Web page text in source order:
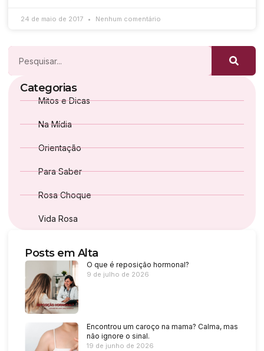
24 de maio de 2017 Nenhum comentário
Categorias
Mitos e Dicas
Na Mídia
Orientação
Para Saber
Rosa Choque
Vida Rosa
Posts em Alta
O que é reposição hormonal?
9 de julho de 2026
Encontrou um caroço na mama? Calma, mas
não ignore o sinal.
19 de junho de 2026